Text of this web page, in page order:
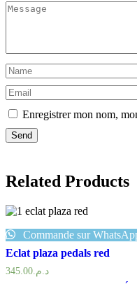
Enregistrer mon nom,
Related Products
Commande sur
Eclat plaza pedals red
د.م.345.00